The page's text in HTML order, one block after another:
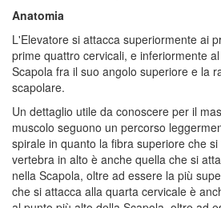
Anatomia
L'Elevatore si attacca superiormente ai
prime quattro cervicali, e inferiormente
Scapola fra il suo angolo superiore e la
scapolare.
Un dettaglio utile da conoscere per il
muscolo seguono un percorso
spirale in quanto la fibra superiore che
vertebra in alto è anche quella che si
nella Scapola, oltre ad essere la più
che si attacca alla quarta cervicale è